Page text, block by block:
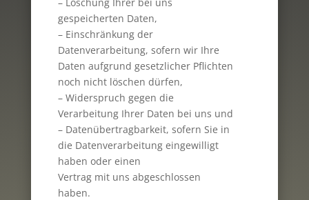
gespeicherten Daten,
– Einschränkung der
Datenverarbeitung, sofern wir Ihre
Daten aufgrund gesetzlicher Pflichten
noch nicht löschen dürfen,
– Widerspruch gegen die
Verarbeitung Ihrer Daten bei uns und
– Datenübertragbarkeit, sofern Sie in
die Datenverarbeitung eingewilligt
haben oder einen
Vertrag mit uns abgeschlossen
haben.